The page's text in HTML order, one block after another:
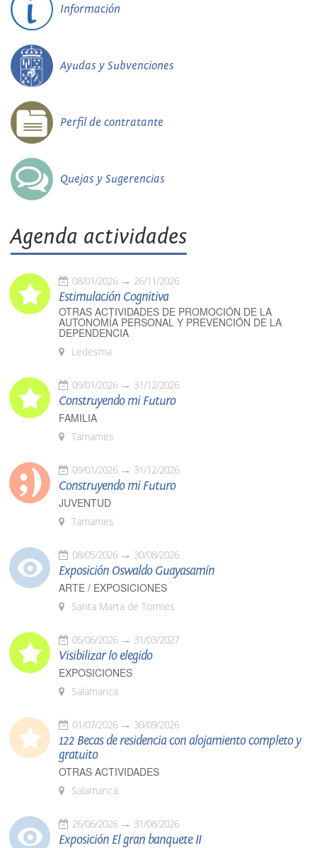
Información
Ayudas y Subvenciones
Perfil de contratante
Quejas y Sugerencias
Agenda actividades
08/01/2026 26/11/2026
Estimulación Cognitiva
OTRAS ACTIVIDADES DE PROMOCIÓN DE LA
AUTONOMÍA PERSONAL Y PREVENCIÓN DE LA
DEPENDENCIA
Ledesma
09/01/2026 31/12/2026
Construyendo mi Futuro
FAMILIA
Tamames
09/01/2026 31/12/2026
Construyendo mi Futuro
JUVENTUD
Tamames
08/05/2026 30/08/2026
Exposición Oswaldo Guayasamín
ARTE / EXPOSICIONES
Santa Marta de Tormes
05/06/2026 31/03/2027
Visibilizar lo elegido
EXPOSICIONES
Salamanca
01/07/2026 30/09/2026
122 Becas de residencia con alojamiento completo y
gratuito
OTRAS ACTIVIDADES
Salamanca
26/06/2026 31/08/2026
Exposición El gran banquete II